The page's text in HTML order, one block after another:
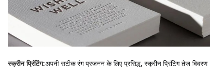
स्क्रीन प्रिंटिंग:अपनी सटीक रंग प्रजनन के लिए प्रसिद्ध, स्क्रीन प्रिंटिंग तेज विवरण